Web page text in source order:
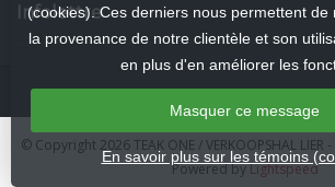
Infolettre
(cookies). Ces derniers nous permettent de
la provenance de notre clientèle et son
en plus d'en améliorer les
Masquer ce message
En savoir plus sur les témoins
© Copyright 2026 TEAK ONE / VERKOOPSHAL LIER
Powered byLightspeed